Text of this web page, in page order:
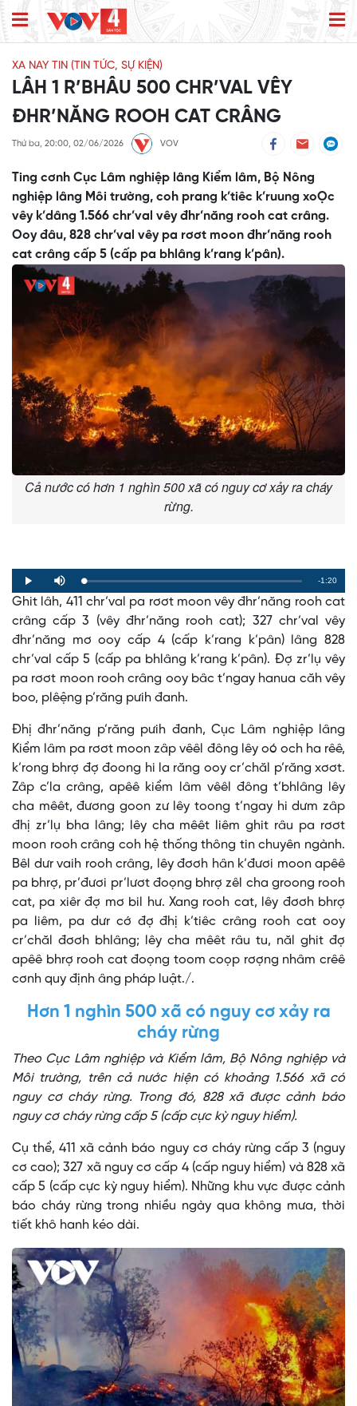
XA NAY TIN (TIN TỨC, SỰ KIỆN)
LÂH 1 R’BHÂU 500 CHR’VAL VÊY
ĐHR’NĂNG ROOH CAT CRÂNG
Thứ ba, 20:00, 02/06/2026 VOV
Ting cơnh Cục Lâm nghiệp lâng Kiểm lâm, Bộ Nông
nghiệp lâng Môi trường, coh prang k’tiêc k’ruung xoỌc
vêy k’dâng 1.566 chr’val vêy đhr’năng rooh cat crâng.
Ooy đâu, 828 chr’val vêy pa rơơt moon đhr’năng rooh
cat crâng cấp 5 (cấp pa bhlâng k’rang k’pân).
Cả nước có hơn 1 nghìn 500 xã có nguy cơ xảy ra cháy
rừng.
Play Mute Loaded:
0%
Progress:
0%
Remaining
Time
-1:20
Ghit lâh, 411 chr’val pa rơơt moon vêy đhr’năng rooh cat
crâng cấp 3 (vêy đhr’năng rooh cat); 327 chr’val vêy
đhr’năng mơ ooy cấp 4 (cấp k’rang k’pân) lâng 828
chr’val cấp 5 (cấp pa bhlâng k’rang k’pân). Đợ zr’lụ vêy
pa rơơt moon rooh crâng ooy bâc t’ngay hanua căh vêy
boo, plêệng p’răng pưih đanh.
Đhị đhr’năng p’răng pưih đanh, Cục Lâm nghiệp lâng
Kiểm lâm pa rơơt moon zâp vêêl đông lêy oó och ha rêê,
k’rong bhrợ đợ đoong hi la răng ooy cr’chăl p’răng xơơt.
Zâp c’la crâng, apêê kiểm lâm vêêl đông t’bhlâng lêy
cha mêêt, đương goon zư lêy toong t’ngay hi dưm zâp
đhị zr’lụ bha lâng; lêy cha mêêt liêm ghit râu pa rơơt
moon rooh crâng coh hệ thống thông tin chuyên ngành.
Bêl dưr vaih rooh crâng, lêy đơơh hân k’đươi moon apêê
pa bhrợ, pr’đươi pr’lươt đoọng bhrợ zêl cha groong rooh
cat, pa xiêr đợ mơ bil hư. Xang rooh cat, lêy đơơh bhrợ
pa liêm, pa dưr cớ đợ đhị k’tiêc crâng rooh cat ooy
cr’chăl đơơh bhlâng; lêy cha mêêt râu tu, năl ghit đợ
apêê bhrợ rooh cat đoọng toom coọp rơợng nhâm crêê
cơnh quy định âng pháp luật./.
Hơn 1 nghìn 500 xã có nguy cơ xảy ra
cháy rừng
Theo Cục Lâm nghiệp và Kiểm lâm, Bộ Nông nghiệp và
Môi trường, trên cả nước hiện có khoảng 1.566 xã có
nguy cơ cháy rừng. Trong đó, 828 xã được cảnh báo
nguy cơ cháy rừng cấp 5 (cấp cực kỳ nguy hiểm).
Cụ thể, 411 xã cảnh báo nguy cơ cháy rừng cấp 3 (nguy
cơ cao); 327 xã nguy cơ cấp 4 (cấp nguy hiểm) và 828 xã
cấp 5 (cấp cực kỳ nguy hiểm). Những khu vực được cảnh
báo cháy rừng trong nhiều ngày qua không mưa, thời
tiết khô hanh kéo dài.